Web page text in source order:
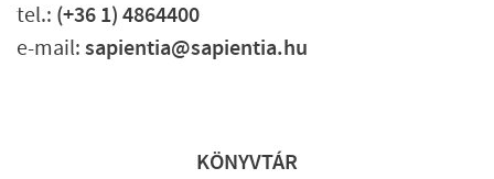
tel.: (+36 1) 4864400
e-mail:sapientia@sapientia.hu
KÖNYVTÁR